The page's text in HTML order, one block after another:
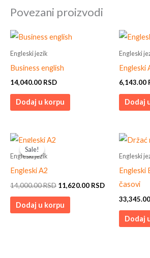
Povezani proizvodi
Engleski jezik
Business english
14,040.00 RSD
Dodaj u korpu
Engleski
Engleski
6,143.00
Dodaj
Sale!
Sale!
Engleski jezik
Engleski A2
14,000.00RSD 11,620.00 RSD
Current
11,620.00 RSD.
Dodaj u korpu
Engleski
Engleski
časovi
33,345.00
Dodaj